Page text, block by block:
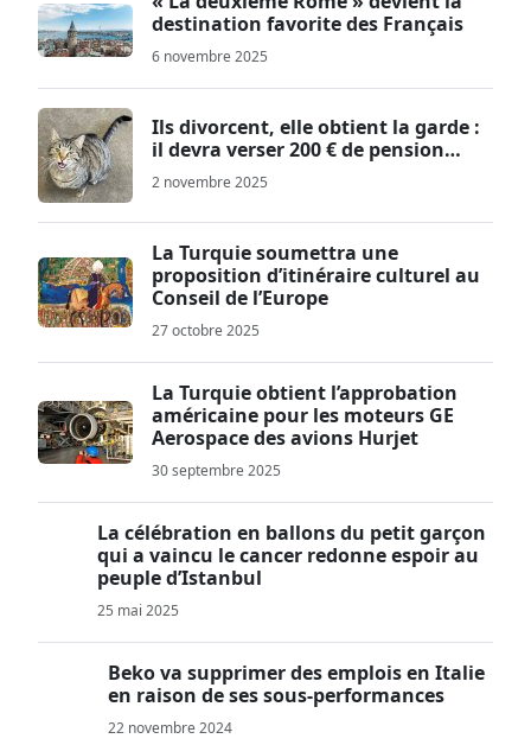
destination favorite des Français
6 novembre 2025
Ils divorcent, elle obtient la garde :
il devra verser 200 € de pension…
2 novembre 2025
La Turquie soumettra une
proposition d’itinéraire culturel au
Conseil de l’Europe
27 octobre 2025
La Turquie obtient l’approbation
américaine pour les moteurs GE
Aerospace des avions Hurjet
30 septembre 2025
La célébration en ballons du petit garçon
qui a vaincu le cancer redonne espoir au
peuple d’Istanbul
25 mai 2025
Beko va supprimer des emplois en Italie
en raison de ses sous-performances
22 novembre 2024